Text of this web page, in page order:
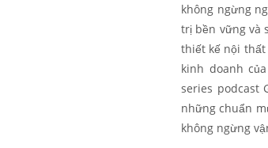
không ngừng
trị bền vững và
thiết kế nội
kinh doanh
series podcast
những chuẩn
không ngừng